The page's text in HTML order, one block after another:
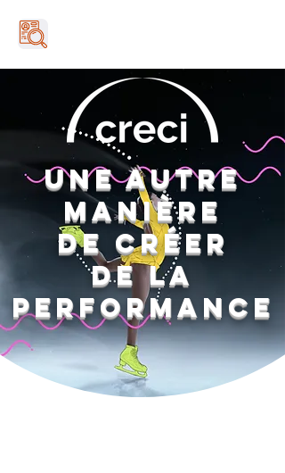
UNE AUTRE
MANIÈRE
DE CRÉER
DE LA
PERFORMANCE